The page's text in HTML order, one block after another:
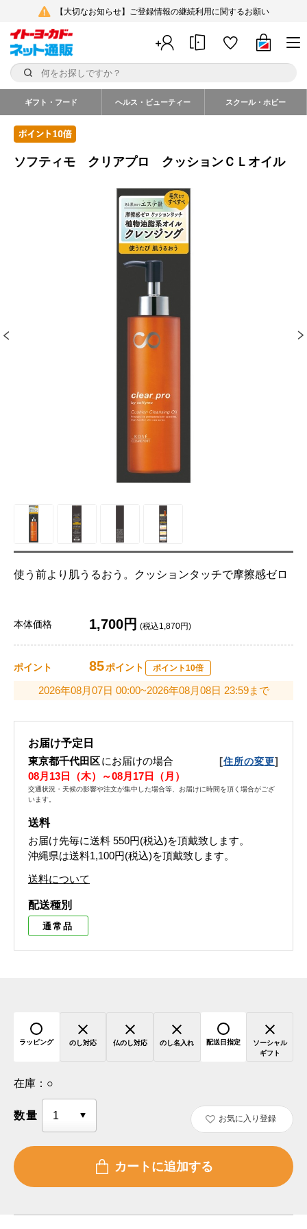
【大切なお知らせ】ご登録情報の継続利用に関するお願い
ギフト・フード ヘルス・ビューティー スクール・ホビー
ソフティモ クリアプロ クッションＣＬオイル
使う前より肌うるおう。クッションタッチで摩擦感ゼロ
本体価格 1,700円 (税込1,870円)
ポイント 85ポイント ポイント10倍
2026年08月07日 00:00~2026年08月08日 23:59まで
お届け予定日
東京都千代田区にお届けの場合 [住所の変更]
08月13日（木）～08月17日（月）
交通状況・天候の影響や注文が集中した場合等、お届けに時間を頂く場合がござ
います。
送料
お届け先毎に送料 550円(税込)を頂戴致します。
沖縄県は送料1,100円(税込)を頂戴致します。
送料について
配送種別
通常品
ラッピング のし対応 仏のし対応 のし名入れ 配送日指定
ソーシャル
ギフト
在庫： ○
数量 お気に入り登録